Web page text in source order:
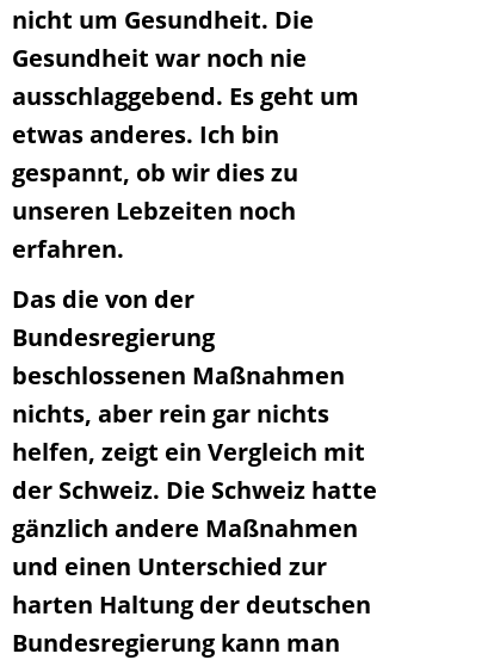
nicht um Gesundheit. Die
Gesundheit war noch nie
ausschlaggebend. Es geht um
etwas anderes. Ich bin
gespannt, ob wir dies zu
unseren Lebzeiten noch
erfahren.
Das die von der
Bundesregierung
beschlossenen Maßnahmen
nichts, aber rein gar nichts
helfen, zeigt ein Vergleich mit
der Schweiz. Die Schweiz hatte
gänzlich andere Maßnahmen
und einen Unterschied zur
harten Haltung der deutschen
Bundesregierung kann man